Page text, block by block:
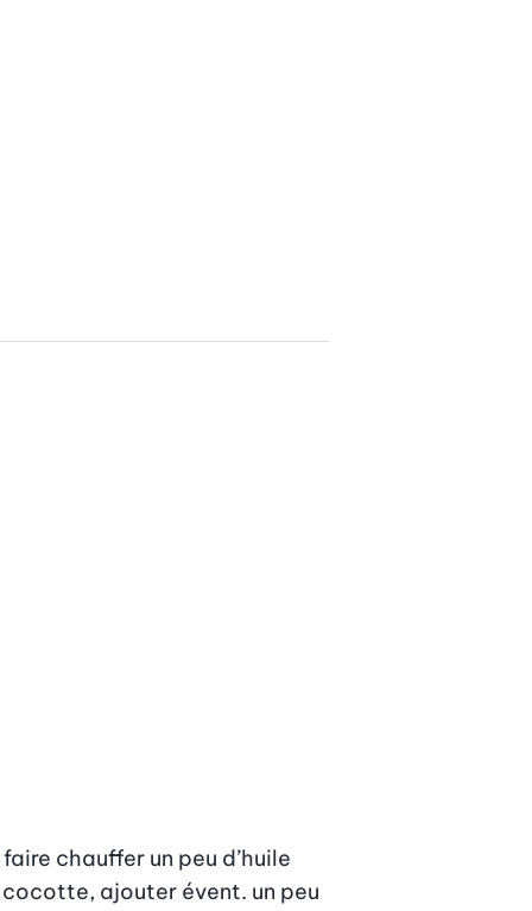
chauffer un peu d’huile
ajouter évent. un peu